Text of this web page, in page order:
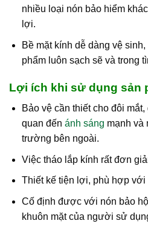
nhiều loại nón bảo hiểm
lợi.
Bề mặt kính dễ dàng vệ
phẩm luôn sạch sẽ và trong
Lợi ích khi sử dụng sản
Bảo vệ cần thiết cho đôi
quan đến ánh sáng mạnh và
trường bên ngoài.
Việc tháo lắp kính rất đơn
Thiết kế tiện lợi, phù hợp
Cố định được với nón bảo
khuôn mặt của người sử